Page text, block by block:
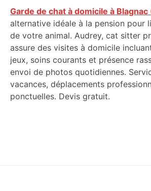
Garde de chat à domicile à
alternative idéale à la pension pour
de votre animal. Audrey, cat sitter
assure des visites à domicile
jeux, soins courants et présence
envoi de photos quotidiennes.
vacances, déplacements
ponctuelles. Devis gratuit.